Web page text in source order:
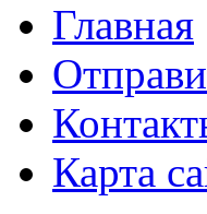
Главная
Карта